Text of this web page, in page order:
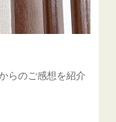
らのご感想を紹介